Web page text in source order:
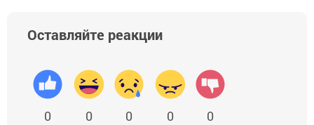
Оставляйте реакции
0 0 0 0 0